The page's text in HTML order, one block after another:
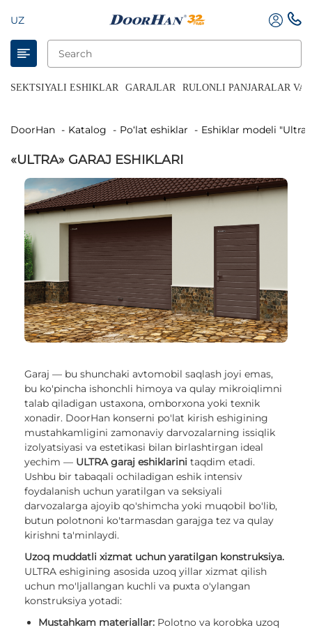
UZ
SEKTSIYALI ESHIKLAR GARAJLAR RULONLI PANJARALAR VA
DoorHan Katalog Po‘lat eshiklar Eshiklar modeli "Ultra"
«ULTRA» GARAJ ESHIKLARI
Garaj — bu shunchaki avtomobil saqlash joyi emas,
bu ko'pincha ishonchli himoya va qulay mikroiqlimni
talab qiladigan ustaxona, omborxona yoki texnik
xonadir. DoorHan konserni po'lat kirish eshigining
mustahkamligini zamonaviy darvozalarning issiqlik
izolyatsiyasi va estetikasi bilan birlashtirgan ideal
yechim — ULTRA garaj eshiklarini taqdim etadi.
Ushbu bir tabaqali ochiladigan eshik intensiv
foydalanish uchun yaratilgan va seksiyali
darvozalarga ajoyib qo'shimcha yoki muqobil bo'lib,
butun polotnoni ko'tarmasdan garajga tez va qulay
kirishni ta'minlaydi.
Uzoq muddatli xizmat uchun yaratilgan konstruksiya.
ULTRA eshigining asosida uzoq yillar xizmat qilish
uchun mo'ljallangan kuchli va puxta o'ylangan
konstruksiya yotadi:
Mustahkam materiallar: Polotno va korobka uzoq